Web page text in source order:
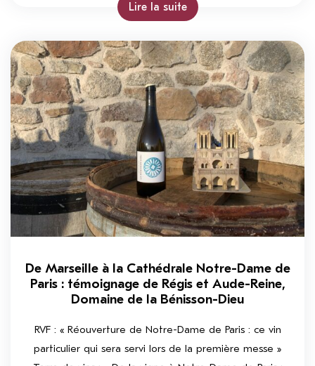
Lire la suite
De Marseille à la Cathédrale Notre-Dame de
Paris : témoignage de Régis et Aude-Reine,
Domaine de la Bénisson-Dieu
RVF : « Réouverture de Notre-Dame de Paris : ce vin
particulier qui sera servi lors de la première messe »